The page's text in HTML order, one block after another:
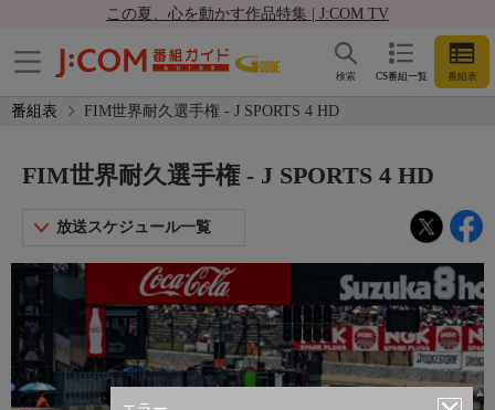
この夏、心を動かす作品特集 | J:COM TV
CS番組一覧 番組表
検索
番組表 FIM世界耐久選手権 - J SPORTS 4 HD
FIM世界耐久選手権 - J SPORTS 4 HD
放送スケジュール一覧